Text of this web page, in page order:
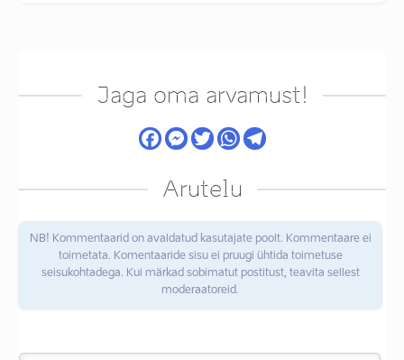
Jaga oma arvamust!
Arutelu
NB! Kommentaarid on avaldatud kasutajate poolt. Kommentaare ei
toimetata. Komentaaride sisu ei pruugi ühtida toimetuse
seisukohtadega. Kui märkad sobimatut postitust, teavita sellest
moderaatoreid.